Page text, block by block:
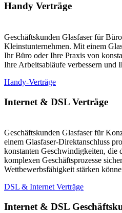
Handy Verträge
Geschäftskunden Glasfaser für
Kleinstunternehmen. Mit einem
Ihr Büro oder Ihre Praxis von
Ihre Arbeitsabläufe verbessern und
Handy-Verträge
Internet & DSL Verträge
Geschäftskunden Glasfaser für
einem Glasfaser-Direktanschluss
konstanten Geschwindigkeiten, die
komplexen Geschäftsprozesse
Wettbewerbsfähigkeit stärken
DSL & Internet Verträge
Internet & DSL